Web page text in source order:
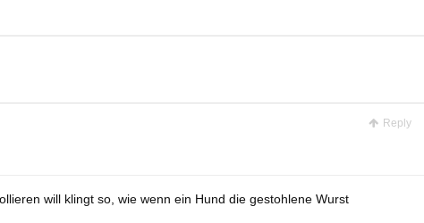
Reply
will klingt so, wie wenn ein Hund die gestohlene Wurst